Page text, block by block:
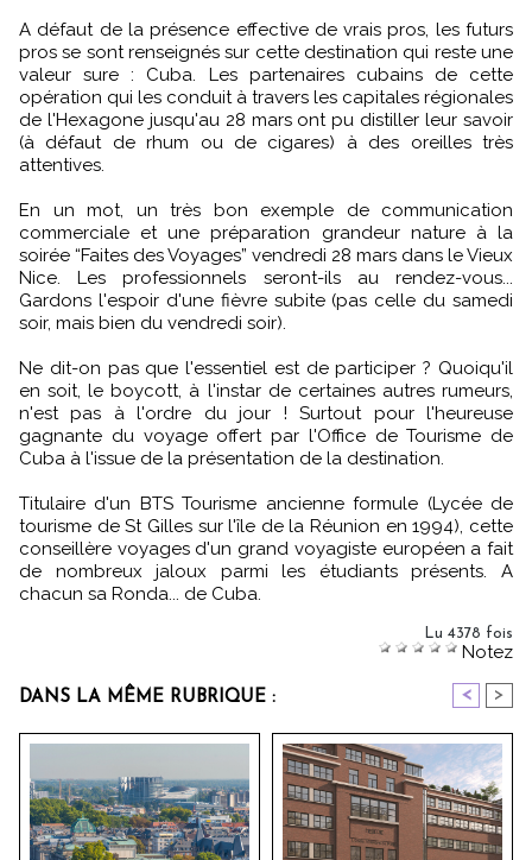
A défaut de la présence effective de vrais pros, les futurs
pros se sont renseignés sur cette destination qui reste une
valeur sure : Cuba. Les partenaires cubains de cette
opération qui les conduit à travers les capitales régionales
de l'Hexagone jusqu'au 28 mars ont pu distiller leur savoir
(à défaut de rhum ou de cigares) à des oreilles très
attentives.
En un mot, un très bon exemple de communication
commerciale et une préparation grandeur nature à la
soirée “Faites des Voyages” vendredi 28 mars dans le Vieux
Nice. Les professionnels seront-ils au rendez-vous...
Gardons l'espoir d'une fièvre subite (pas celle du samedi
soir, mais bien du vendredi soir).
Ne dit-on pas que l'essentiel est de participer ? Quoiqu'il
en soit, le boycott, à l'instar de certaines autres rumeurs,
n'est pas à l'ordre du jour ! Surtout pour l'heureuse
gagnante du voyage offert par l'Office de Tourisme de
Cuba à l'issue de la présentation de la destination.
Titulaire d'un BTS Tourisme ancienne formule (Lycée de
tourisme de St Gilles sur l'île de la Réunion en 1994), cette
conseillère voyages d'un grand voyagiste européen a fait
de nombreux jaloux parmi les étudiants présents. A
chacun sa Ronda... de Cuba.
Lu 4378 fois
Notez
DANS LA MÊME RUBRIQUE : < >